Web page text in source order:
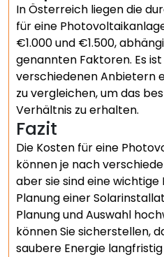
In Österreich liegen die
für eine
€1.000 und €1.500,
genannten Faktoren. Es
verschiedenen Anbietern
zu vergleichen, um das
Verhältnis zu erhalten.
Fazit
Die Kosten für eine
können je nach
aber sie sind eine wichtige
Planung einer
Planung und Auswahl
können Sie sicherstellen,
saubere Energie